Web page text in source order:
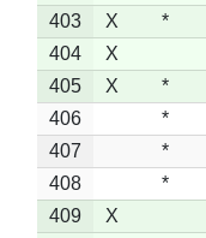
403
X *
404
X
405
X *
406
*
407
*
408
*
409
X